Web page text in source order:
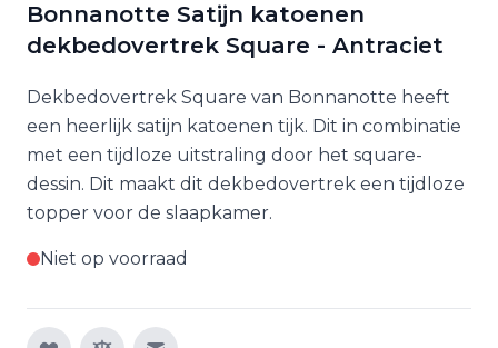
Bonnanotte Satijn katoenen
dekbedovertrek Square - Antraciet
Dekbedovertrek Square van Bonnanotte heeft
een heerlijk satijn katoenen tijk. Dit in combinatie
met een tijdloze uitstraling door het square-
dessin. Dit maakt dit dekbedovertrek een tijdloze
topper voor de slaapkamer.
Niet op voorraad